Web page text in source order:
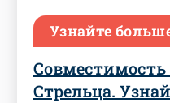
Узнайте
Стрельца.